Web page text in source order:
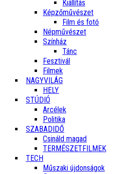
Kiállítás
Képzőművészet
Film és fotó
Népművészet
Színház
Tánc
Fesztivál
Filmek
NAGYVILÁG
HELY
STÚDIÓ
Arcélek
Politika
SZABADIDŐ
Csináld magad
TERMÉSZETFILMEK
TECH
Műszaki újdonságok